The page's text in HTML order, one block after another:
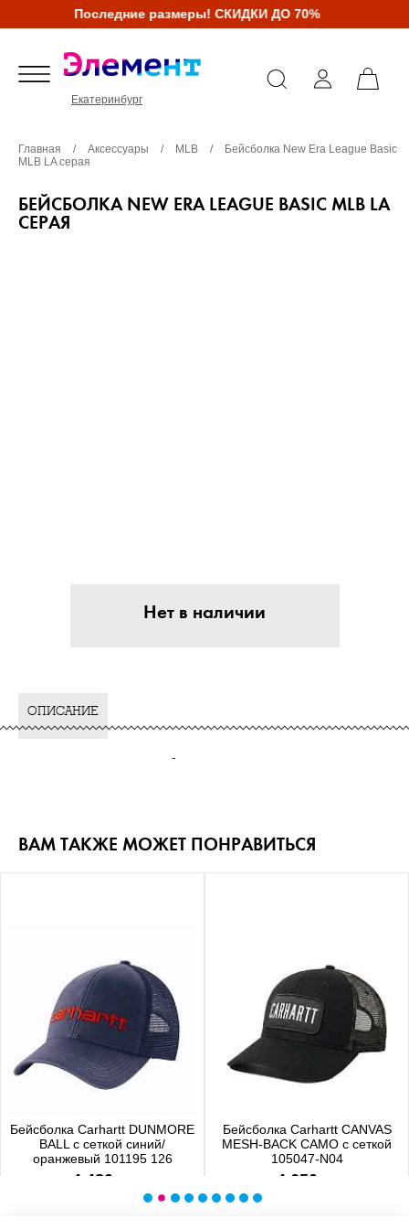
Последние размеры! СКИДКИ ДО 70%
Екатеринбург
Главная / Аксессуары / MLB /
Бейсболка New Era League Basic
MLB LA серая
БЕЙСБОЛКА NEW ERA LEAGUE BASIC MLB LA
СЕРАЯ
Нет в наличии
ОПИСАНИЕ
-
ВАМ ТАКЖЕ МОЖЕТ ПОНРАВИТЬСЯ
Бейсболка Carhartt DUNMORE
BALL с сеткой синий/
оранжевый 101195 126
4 480 р.
Бейсболка Carhartt CANVAS
MESH-BACK CAMO с сеткой
105047-N04
4 650 р.